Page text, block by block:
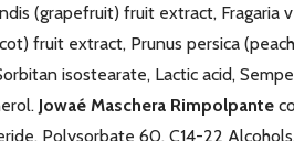
(grapefruit) fruit extract,
fruit extract, Prunus persica
isostearate, Lactic acid,
Jowaé Maschera Rimpolpante
Polysorbate 60, C14-22